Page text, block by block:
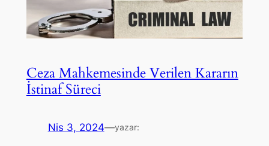
Ceza Mahkemesinde Verilen Kararın
İstinaf Süreci
Nis 3, 2024—yazar: